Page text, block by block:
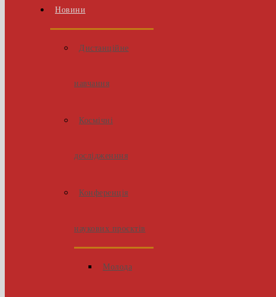
Новини
Дистанційне
навчання
Космічні
дослідженння
Конференція
наукових проєктів
Молода